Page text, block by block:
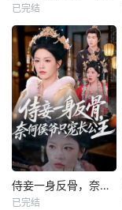
已完结
侍妾一身反骨，奈何侯爷只宠长公主
已完结